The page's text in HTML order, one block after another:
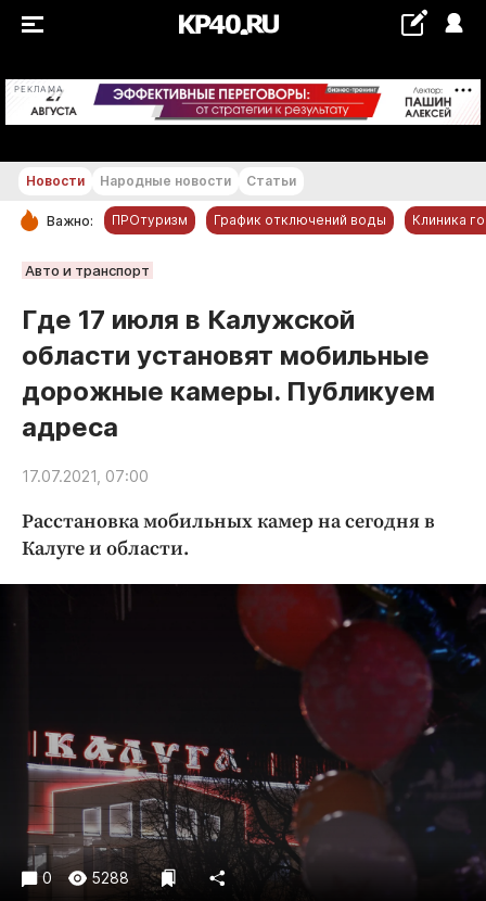
РЕКЛАМА +18...+19 °С
РУБРИКИ
Обнинск
Статьи
Народные новости
Авто и транспорт
Благоустройство
Культура
Происшествия
Спорт
Экономика и бизнес
ПРОЕКТЫ
Блоги
Новости Народные новости Статьи
Важно: ПРОтуризм График отключений воды Клиника
Авто и транспорт
Где 17 июля в Калужской
области установят мобильные
дорожные камеры. Публикуем
адреса
17.07.2021, 07:00
Расстановка мобильных камер на сегодня в
Калуге и области.
0 5288